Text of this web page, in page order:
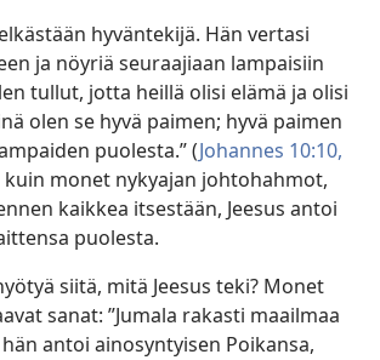
hyväntekijä. Hän vertasi
ja nöyriä seuraajiaan lampaisiin
tullut, jotta heillä olisi elämä ja olisi
olen se hyvä paimen; hyvä paimen
puolesta.” (Johannes 10:10,
kuin monet nykyajan johtohahmot,
kaikkea itsestään, Jeesus antoi
puolesta.
siitä, mitä Jeesus teki? Monet
sanat: ”Jumala rakasti maailmaa
antoi ainosyntyisen Poikansa,